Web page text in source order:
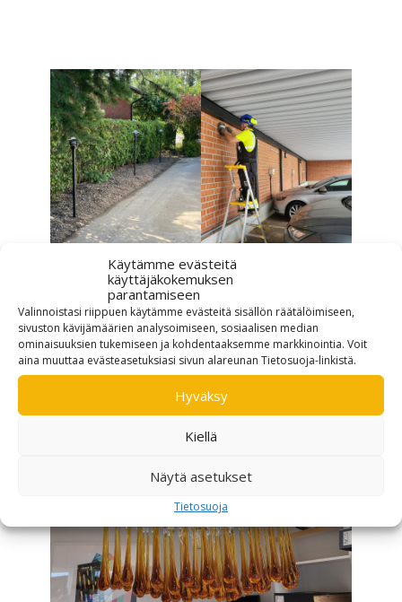
Käytämme evästeitä
käyttäjäkokemuksen
parantamiseen
Valinnoistasi riippuen käytämme evästeitä sisällön räätälöimiseen,
sivuston kävijämäärien analysoimiseen, sosiaalisen median
ominaisuuksien tukemiseen ja kohdentaaksemme markkinointia. Voit
aina muuttaa evästeasetuksiasi sivun alareunan Tietosuoja-linkistä.
Hyväksy
Kiellä
Näytä asetukset
Tietosuoja